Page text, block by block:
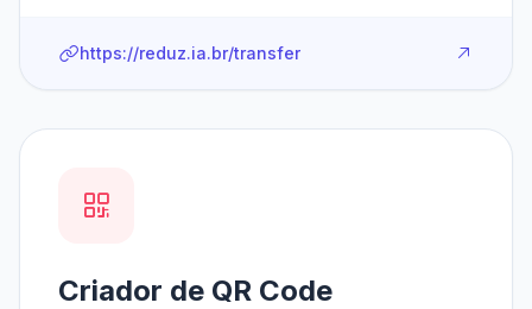
https://reduz.ia.br/transfer
Criador de QR Code